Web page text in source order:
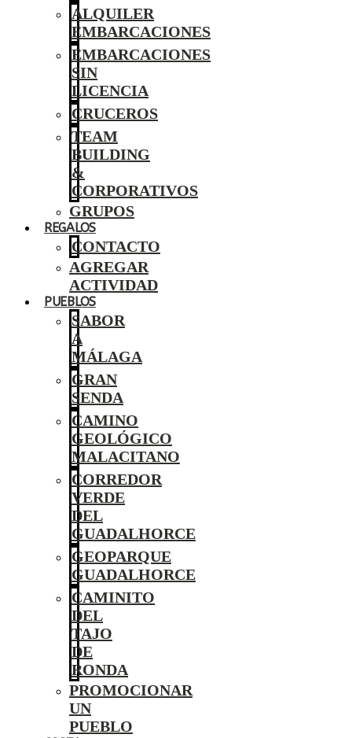
ALQUILER
EMBARCACIONES
EMBARCACIONES
SIN
LICENCIA
CRUCEROS
TEAM
BUILDING
&
CORPORATIVOS
GRUPOS
REGALOS
CONTACTO
AGREGAR
ACTIVIDAD
PUEBLOS
SABOR
A
MÁLAGA
GRAN
SENDA
CAMINO
GEOLÓGICO
MALACITANO
CORREDOR
VERDE
DEL
GUADALHORCE
GEOPARQUE
GUADALHORCE
CAMINITO
DEL
TAJO
DE
RONDA
PROMOCIONAR
UN
PUEBLO